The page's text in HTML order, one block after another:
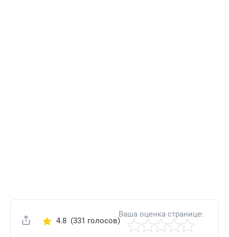
Поделиться
4.8(331 голосов)
Ваша оценка странице: